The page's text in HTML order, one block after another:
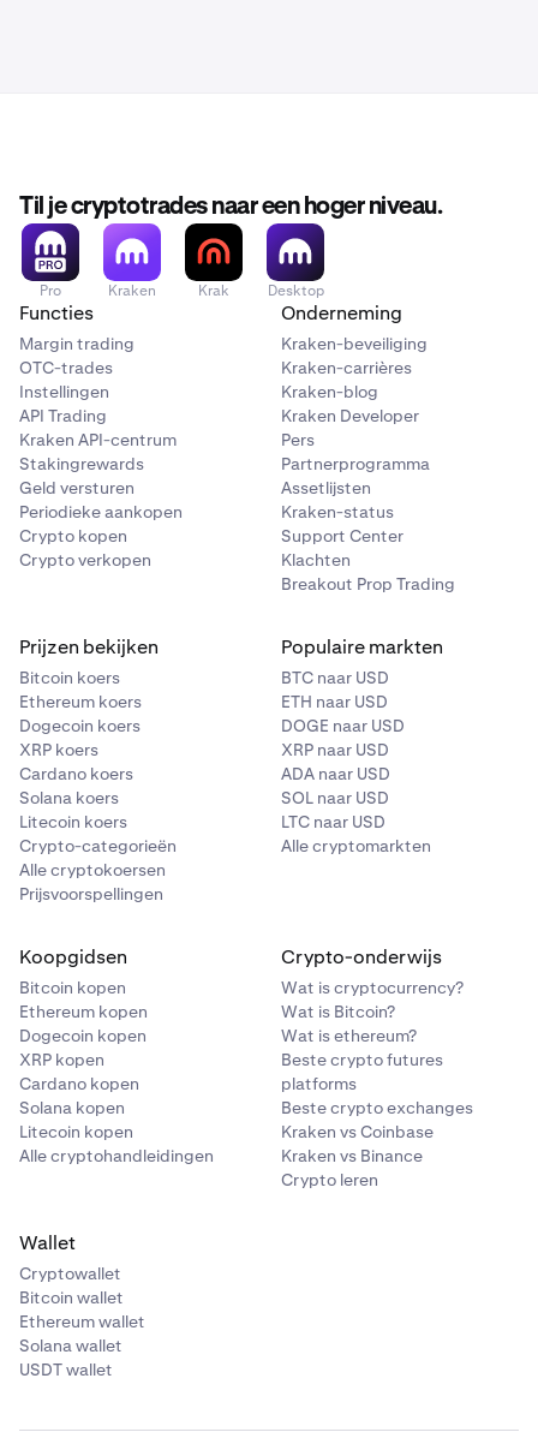
Til je cryptotrades naar een hoger niveau.
Pro Kraken Krak Desktop
Functies
Margin trading
OTC-trades
Instellingen
API Trading
Kraken API-centrum
Stakingrewards
Geld versturen
Periodieke aankopen
Crypto kopen
Crypto verkopen
Onderneming
Kraken-beveiliging
Kraken-carrières
Kraken-blog
Kraken Developer
Pers
Partnerprogramma
Assetlijsten
Kraken-status
Support Center
Klachten
Breakout Prop Trading
Prijzen bekijken
Bitcoin koers
Ethereum koers
Dogecoin koers
XRP koers
Cardano koers
Solana koers
Litecoin koers
Crypto-categorieën
Alle cryptokoersen
Prijsvoorspellingen
Populaire markten
BTC naar USD
ETH naar USD
DOGE naar USD
XRP naar USD
ADA naar USD
SOL naar USD
LTC naar USD
Alle cryptomarkten
Koopgidsen
Bitcoin kopen
Ethereum kopen
Dogecoin kopen
XRP kopen
Cardano kopen
Solana kopen
Litecoin kopen
Alle cryptohandleidingen
Crypto-onderwijs
Wat is cryptocurrency?
Wat is Bitcoin?
Wat is ethereum?
Beste crypto futures
platforms
Beste crypto exchanges
Kraken vs Coinbase
Kraken vs Binance
Crypto leren
Wallet
Cryptowallet
Bitcoin wallet
Ethereum wallet
Solana wallet
USDT wallet